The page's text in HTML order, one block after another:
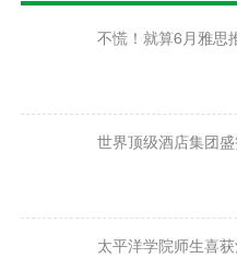
不慌！就算6月雅思
世界顶级酒店集团
太平洋学院师生喜